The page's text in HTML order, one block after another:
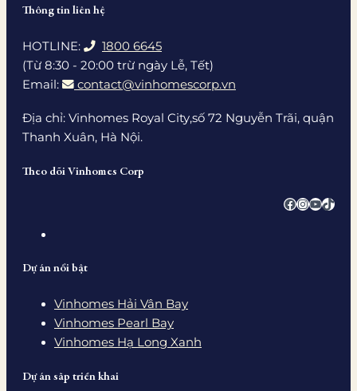
Thông tin liên hệ
HOTLINE:
1800 6645
(Từ 8:30 - 20:00 trừ ngày Lễ, Tết)
Email:
contact@vinhomescorp.vn
Địa chỉ: Vinhomes Royal City,số 72 Nguyễn Trãi, quận
Thanh Xuân, Hà Nội.
Theo dõi Vinhomes Corp
Facebook
Dự án nổi bật
Vinhomes Hải Vân Bay
Vinhomes Pearl Bay
Vinhomes Hạ Long Xanh
Dự án sắp triển khai